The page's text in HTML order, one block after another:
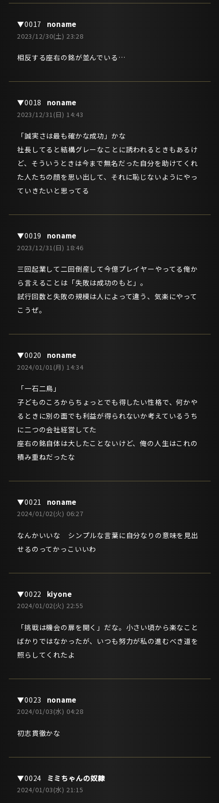
noname
2023/12/30(土) 23:28
相反する座右の銘が並んでいる…
noname
2023/12/31(日) 14:43
「誠実さは最も確かな成功」かな
社長してると結構グレーなことに誘われるときもあるけ
ど、そういうときは今まで無名だった自分を助けてくれ
た人たちの顔を思い出して、それに恥じないようにやっ
ていきたいと思ってる
noname
2023/12/31(日) 18:46
三回起業して二回倒産して今億プレイヤーやってる俺か
ら言えることは「失敗は成功のもと」。
試行回数と失敗の規模は人によって違う、気楽にやって
こうぜ。
noname
2024/01/01(月) 14:34
「一石二鳥」
子どものころからちょっとでも得したい性格で、何かや
るときに別の面でも利益が得られないか考えているうち
に二つの会社経営してた
座右の銘自体は大したことないけど、俺の人生はこれの
積み重ねだったな
noname
2024/01/02(火) 06:27
なんかいいな シンプルな言葉に自分なりの意味を見出
せるのってかっこいいわ
kiyone
2024/01/02(火) 22:55
「挑戦は機会の扉を開く」だな。小さい頃から楽なこと
ばかりではなかったが、いつも努力が私の進むべき道を
照らしてくれたよ
noname
2024/01/03(水) 04:28
初志貫徹かな
ミミちゃんの奴隷
2024/01/03(水) 21:15